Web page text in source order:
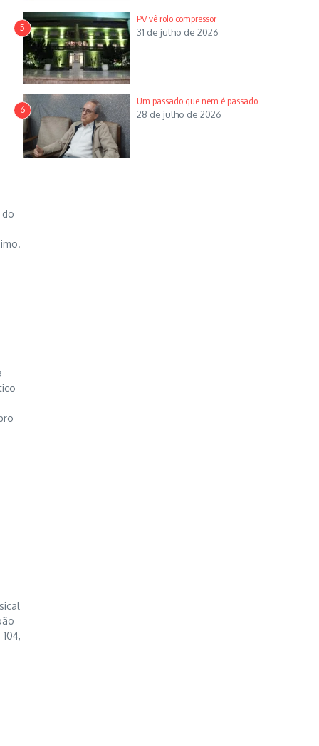
do
5
PV vê rolo compressor
31 de julho de 2026
6
Um passado que nem é passado
28 de julho de 2026